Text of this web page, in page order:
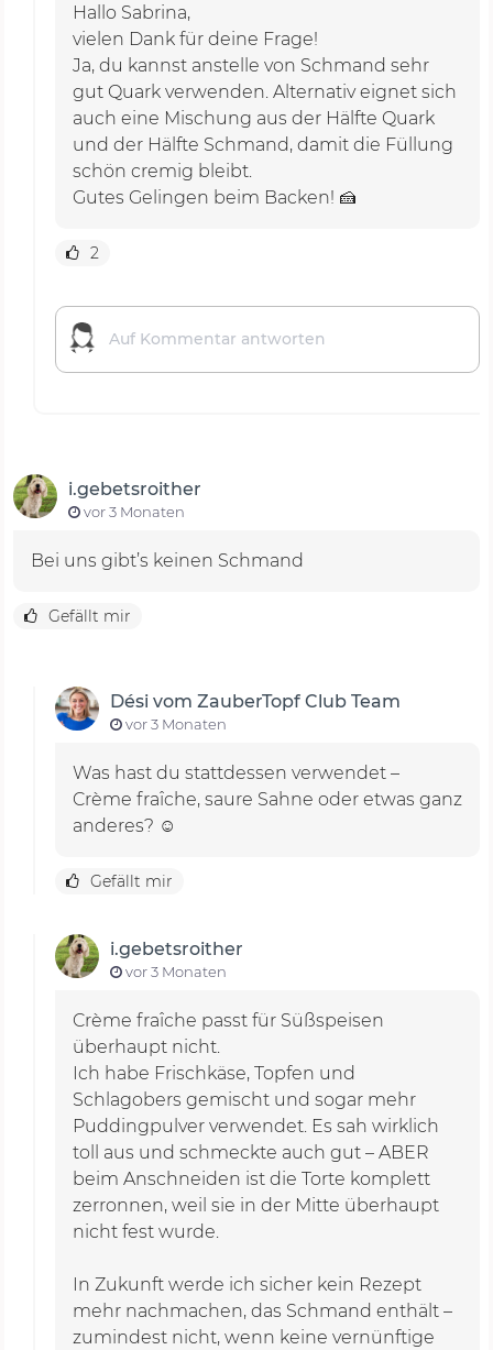
Hallo Sabrina,
vielen Dank für deine Frage!
Ja, du kannst anstelle von Schmand sehr
gut Quark verwenden. Alternativ eignet sich
auch eine Mischung aus der Hälfte Quark
und der Hälfte Schmand, damit die Füllung
schön cremig bleibt.
Gutes Gelingen beim Backen! 🍰
2
i.gebetsroither
vor 3 Monaten
Bei uns gibt’s keinen Schmand
Gefällt mir
Dési vom ZauberTopf Club Team
vor 3 Monaten
Was hast du stattdessen verwendet –
Crème fraîche, saure Sahne oder etwas ganz
anderes? ☺️
Gefällt mir
i.gebetsroither
vor 3 Monaten
Crème fraîche passt für Süßspeisen
überhaupt nicht.
Ich habe Frischkäse, Topfen und
Schlagobers gemischt und sogar mehr
Puddingpulver verwendet. Es sah wirklich
toll aus und schmeckte auch gut – ABER
beim Anschneiden ist die Torte komplett
zerronnen, weil sie in der Mitte überhaupt
nicht fest wurde.
In Zukunft werde ich sicher kein Rezept
mehr nachmachen, das Schmand enthält –
zumindest nicht, wenn keine vernünftige